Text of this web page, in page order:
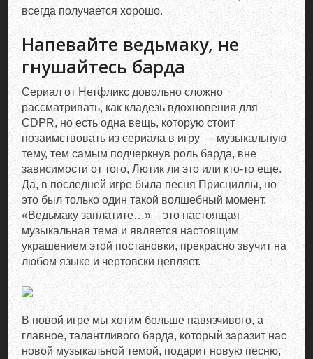
всегда получается хорошо.
Напевайте ведьмаку, не
гнушайтесь барда
Сериал от Нетфликс довольно сложно
рассматривать, как кладезь вдохновения для
CDPR, но есть одна вещь, которую стоит
позаимствовать из сериала в игру — музыкальную
тему, тем самым подчеркнув роль барда, вне
зависимости от того, Лютик ли это или кто-то еще.
Да, в последней игре была песня Присциллы, но
это был только один такой волшебный момент.
«Ведьмаку заплатите…» – это настоящая
музыкальная тема и является настоящим
украшением этой постановки, прекрасно звучит на
любом языке и чертовски цепляет.
В новой игре мы хотим больше навязчивого, а
главное, талантливого барда, который заразит нас
новой музыкальной темой, подарит новую песню,